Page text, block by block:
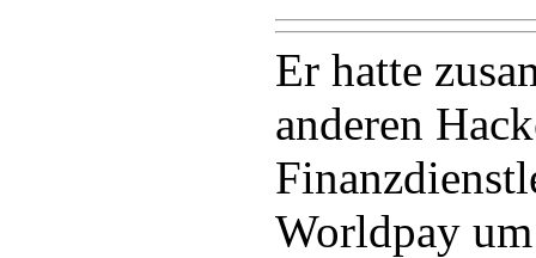
Er hatte
anderen
Worldpay